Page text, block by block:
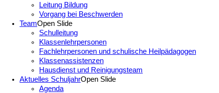
Leitung Bildung
Vorgang bei Beschwerden
TeamOpen Slide
Schulleitung
Klassenlehrpersonen
Fachlehrpersonen und schulische Heilpädagogen
Klassenassistenzen
Hausdienst und Reinigungsteam
Aktuelles SchuljahrOpen Slide
Agenda